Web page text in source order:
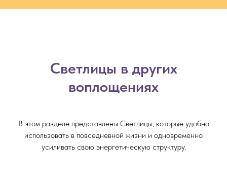
Светлицы в других
воплощениях
В этом разделе представлены Светлицы, которые удобно
использовать в повседневной жизни и одновременно
усиливать свою энергетическую структуру.